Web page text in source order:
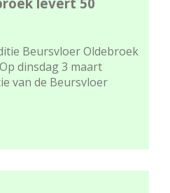
Beursvloer Oldebroek
dinsdag 3 maart
van de Beursvloer